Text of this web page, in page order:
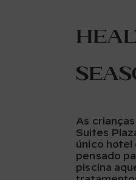
As
Suites
único hotel
pensado
piscina